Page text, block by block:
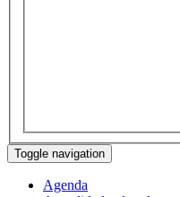
Toggle navigation
Agenda